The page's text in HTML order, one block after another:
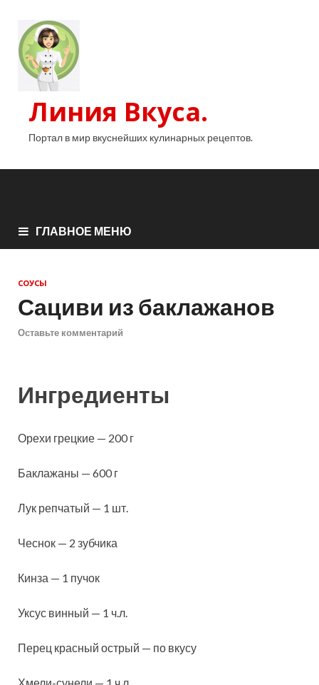
Линия Вкуса.
Портал в мир вкуснейших кулинарных рецептов.
ГЛАВНОЕ МЕНЮ
СОУСЫ
Сациви из баклажанов
Оставьте комментарий
Ингредиенты
Орехи грецкие — 200 г
Баклажаны — 600 г
Лук репчатый — 1 шт.
Чеснок — 2 зубчика
Кинза — 1 пучок
Уксус винный — 1 ч.л.
Перец красный острый — по вкусу